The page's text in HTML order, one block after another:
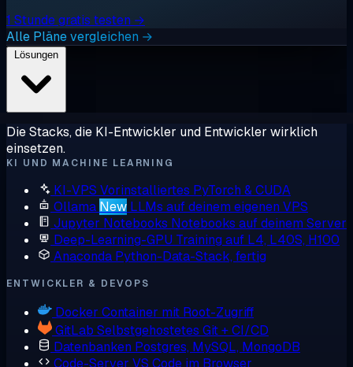
1 Stunde gratis testen →
Alle Pläne vergleichen →
Die Stacks, die KI-Entwickler und Entwickler wirklich
einsetzen.
KI UND MACHINE LEARNING
KI-VPS Vorinstalliertes PyTorch & CUDA
Ollama New LLMs auf deinem eigenen VPS
Jupyter Notebooks Notebooks auf deinem Server
Deep-Learning-GPU Training auf L4, L40S, H100
Anaconda Python-Data-Stack, fertig
ENTWICKLER & DEVOPS
Docker Container mit Root-Zugriff
GitLab Selbstgehostetes Git + CI/CD
Datenbanken Postgres, MySQL, MongoDB
Code-Server VS Code im Browser